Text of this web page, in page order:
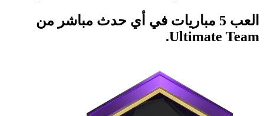
العب 5 مباريات في أي حدث مباشر من
Ultimate Team.